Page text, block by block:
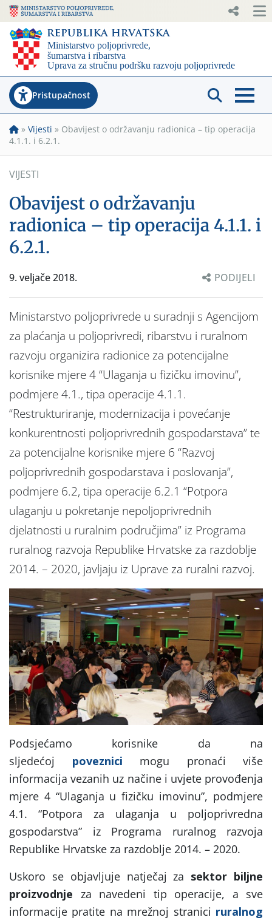
Pristupačnost
» Vijesti » Obavijest o održavanju radionica – tip operacija
4.1.1. i 6.2.1.
VIJESTI
Obavijest o održavanju
radionica – tip operacija 4.1.1. i
6.2.1.
9. veljače 2018. PODIJELI
Ministarstvo poljoprivrede u suradnji s Agencijom
za plaćanja u poljoprivredi, ribarstvu i ruralnom
razvoju organizira radionice za potencijalne
korisnike mjere 4 “Ulaganja u fizičku imovinu”,
podmjere 4.1., tipa operacije 4.1.1.
“Restrukturiranje, modernizacija i povećanje
konkurentnosti poljoprivrednih gospodarstava” te
za potencijalne korisnike mjere 6 “Razvoj
poljoprivrednih gospodarstava i poslovanja”,
podmjere 6.2, tipa operacije 6.2.1 “Potpora
ulaganju u pokretanje nepoljoprivrednih
djelatnosti u ruralnim područjima” iz Programa
ruralnog razvoja Republike Hrvatske za razdoblje
2014. – 2020, javljaju iz Uprave za ruralni razvoj.
Podsjećamo korisnike da na
sljedećoj poveznici
mogu pronaći više
informacija vezanih uz načine i uvjete provođenja
mjere 4 “Ulaganja u fizičku imovinu”, podmjere
4.1. “Potpora za ulaganja u poljoprivredna
gospodarstva” iz Programa ruralnog razvoja
Republike Hrvatske za razdoblje 2014. – 2020.
Uskoro se objavljuje natječaj za sektor biljne
proizvodnje za navedeni tip operacije, a sve
informacije pratite na mrežnoj stranici ruralnog